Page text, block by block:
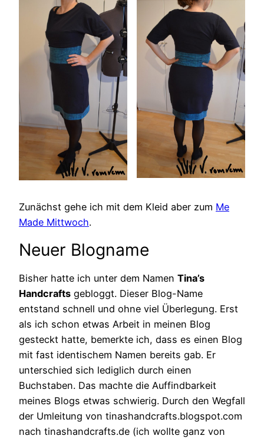
Zunächst gehe ich mit dem Kleid aber zum Me
Made Mittwoch.
Neuer Blogname
Bisher hatte ich unter dem Namen Tina’s
Handcrafts gebloggt. Dieser Blog-Name
entstand schnell und ohne viel Überlegung. Erst
als ich schon etwas Arbeit in meinen Blog
gesteckt hatte, bemerkte ich, dass es einen Blog
mit fast identischem Namen bereits gab. Er
unterschied sich lediglich durch einen
Buchstaben. Das machte die Auffindbarkeit
meines Blogs etwas schwierig. Durch den Wegfall
der Umleitung von tinashandcrafts.blogspot.com
nach tinashandcrafts.de (ich wollte ganz von